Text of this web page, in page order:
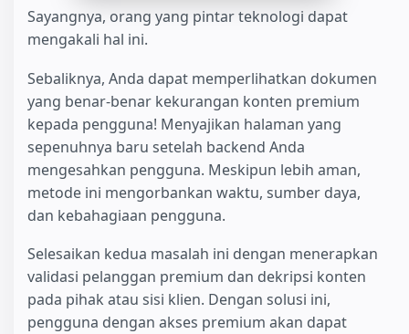
Sayangnya, orang yang pintar teknologi dapat
mengakali hal ini.
Sebaliknya, Anda dapat memperlihatkan dokumen
yang benar-benar kekurangan konten premium
kepada pengguna! Menyajikan halaman yang
sepenuhnya baru setelah backend Anda
mengesahkan pengguna. Meskipun lebih aman,
metode ini mengorbankan waktu, sumber daya,
dan kebahagiaan pengguna.
Selesaikan kedua masalah ini dengan menerapkan
validasi pelanggan premium dan dekripsi konten
pada pihak atau sisi klien. Dengan solusi ini,
pengguna dengan akses premium akan dapat